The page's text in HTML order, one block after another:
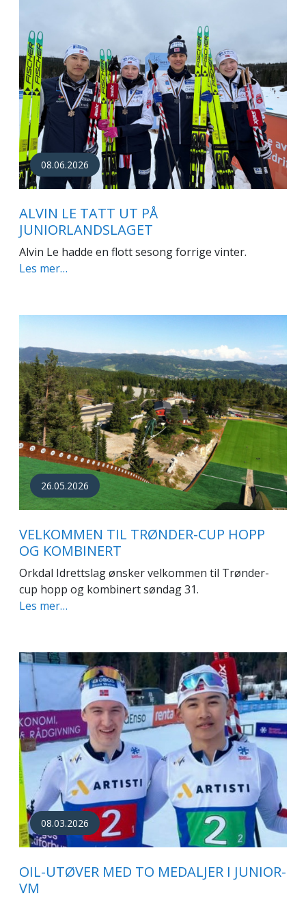
08.06.2026
ALVIN LE TATT UT PÅ
JUNIORLANDSLAGET
Alvin Le hadde en flott sesong forrige vinter.
Les mer…
26.05.2026
VELKOMMEN TIL TRØNDER-CUP HOPP
OG KOMBINERT
Orkdal Idrettslag ønsker velkommen til Trønder-
cup hopp og kombinert søndag 31.
Les mer…
08.03.2026
OIL-UTØVER MED TO MEDALJER I JUNIOR-
VM